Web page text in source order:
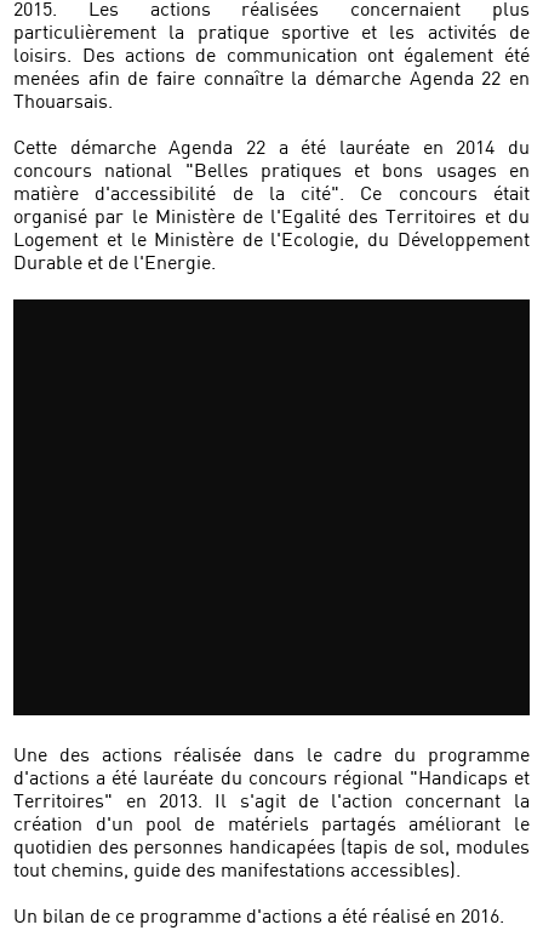
2015. Les actions réalisées concernaient plus
particulièrement la pratique sportive et les activités de
loisirs. Des actions de communication ont également été
menées afin de faire connaître la démarche Agenda 22 en
Thouarsais.
Cette démarche Agenda 22 a été lauréate en 2014 du
concours national "Belles pratiques et bons usages en
matière d'accessibilité de la cité". Ce concours était
organisé par le Ministère de l'Egalité des Territoires et du
Logement et le Ministère de l'Ecologie, du Développement
Durable et de l'Energie.
Une des actions réalisée dans le cadre du programme
d'actions a été lauréate du concours régional "Handicaps et
Territoires" en 2013. Il s'agit de l'action concernant la
création d'un pool de matériels partagés améliorant le
quotidien des personnes handicapées (tapis de sol, modules
tout chemins, guide des manifestations accessibles).
Un bilan de ce programme d'actions a été réalisé en 2016.